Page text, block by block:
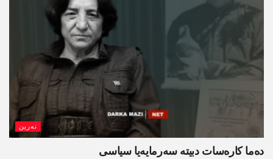
نەرین
ده‌ما کاره‌سات دبیتە سه‌رمایه‌یا سیاسی